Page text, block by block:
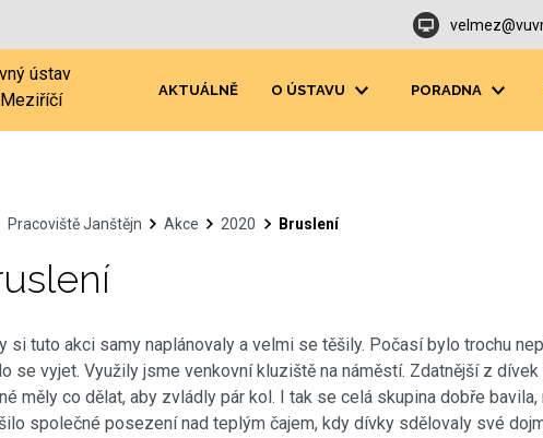
ústav
AKTUÁLNĚ O ÚSTAVU PORADNA
Pracoviště Janštějn Akce 2020 Bruslení
si tuto akci samy naplánovaly a velmi se těšily. Počasí bylo trochu
se vyjet. Využily jsme venkovní kluziště na náměstí. Zdatnější z
měly co dělat, aby zvládly pár kol. I tak se celá skupina dobře
společné posezení nad teplým čajem, kdy dívky sdělovaly své